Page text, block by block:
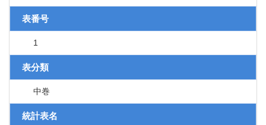
表番号
1
表分類
中巻
統計表名